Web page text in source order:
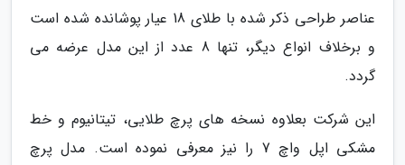
عناصر طراحی ذکر شده با طلای 18 عیار پوشانده شده است
و برخلاف انواع دیگر، تنها 8 عدد از این مدل عرضه می
گردد.
این شرکت بعلاوه نسخه های پرچ طلایی، تیتانیوم و خط
مشکی اپل واچ 7 را نیز معرفی نموده است. مدل پرچ